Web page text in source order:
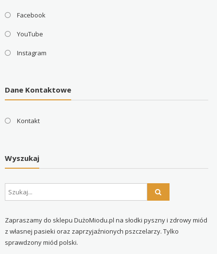
Facebook
YouTube
Instagram
Dane Kontaktowe
Kontakt
Wyszukaj
Zapraszamy do sklepu DużoMiodu.pl na słodki pyszny i zdrowy miód
z własnej pasieki oraz zaprzyjaźnionych pszczelarzy. Tylko
sprawdzony miód polski.